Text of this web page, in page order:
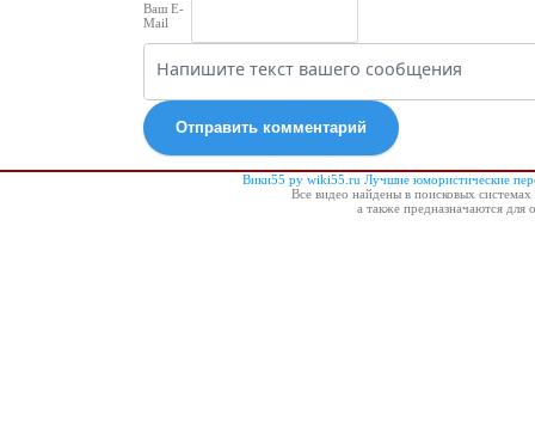
Ваш E-
Mail
Отправить комментарий
Вики55 ру wiki55.ru Лучшие юмористические
Все видео найдены в поисковых
а также предназначаются для